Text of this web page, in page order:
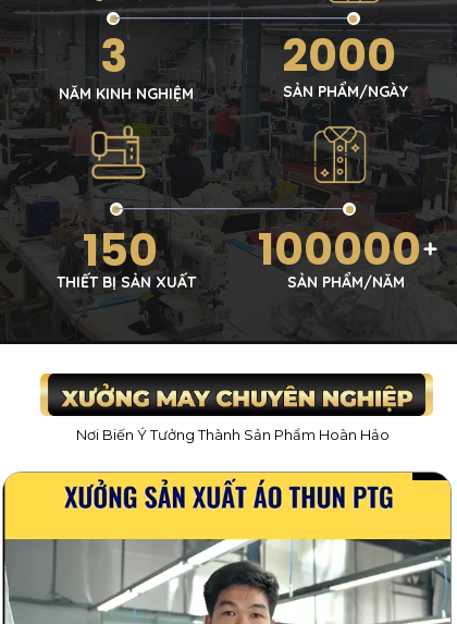
SẢN PHẨM/NGÀY
2000
NĂM KINH NGHIỆM
3
THIẾT BỊ SẢN XUẤT
150 100000
+
SẢN PHẨM/NĂM
+
Nơi Biến Ý Tưởng Thành Sản Phẩm Hoàn Hảo